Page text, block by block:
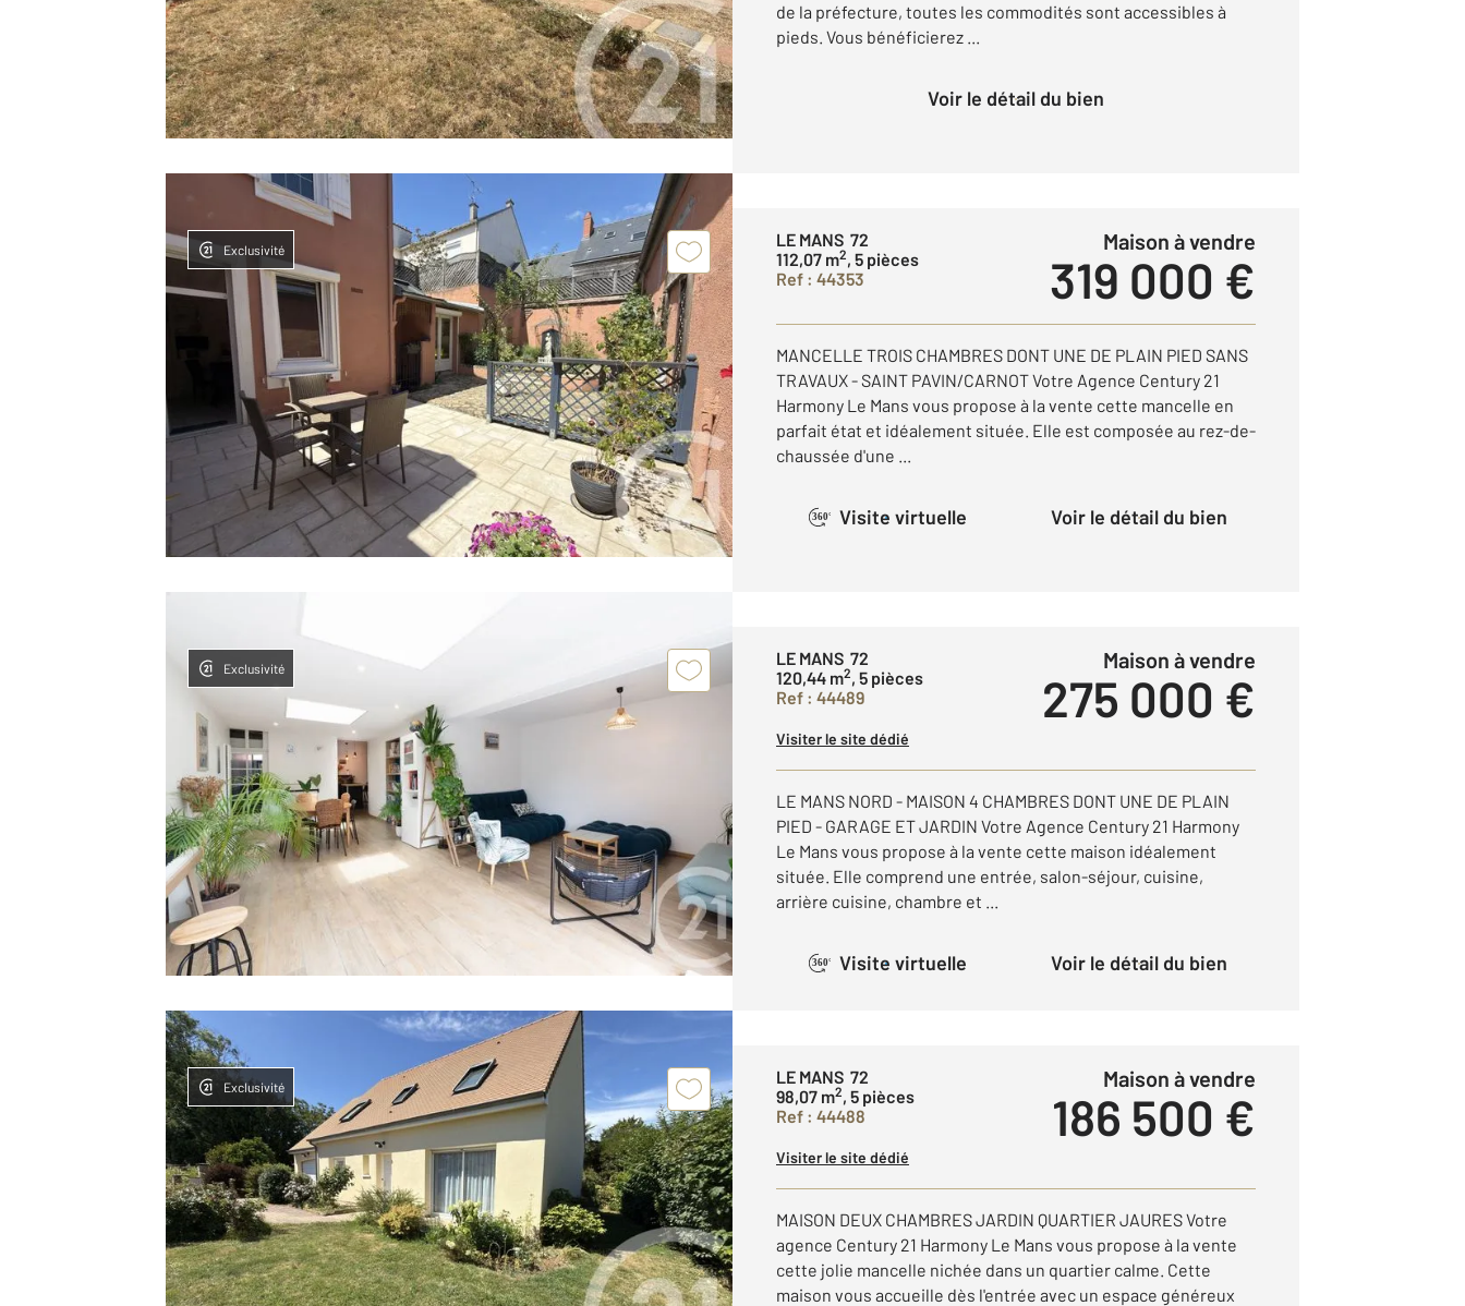
de la préfecture, toutes les commodités sont accessibles à
pieds. Vous bénéficierez ...
Voir le détail du bien
Exclusivité
LE MANS 72
112,07 m2, 5 pièces
Ref : 44353
Maison à vendre
319 000 €
MANCELLE TROIS CHAMBRES DONT UNE DE PLAIN PIED SANS
TRAVAUX - SAINT PAVIN/CARNOT Votre Agence Century 21
Harmony Le Mans vous propose à la vente cette mancelle en
parfait état et idéalement située. Elle est composée au rez-de-
chaussée d'une ...
360° Visite virtuelle Voir le détail du bien
Exclusivité
LE MANS 72
120,44 m2, 5 pièces
Ref : 44489
Maison à vendre
275 000 €
Visiter le site dédié
LE MANS NORD - MAISON 4 CHAMBRES DONT UNE DE PLAIN
PIED - GARAGE ET JARDIN Votre Agence Century 21 Harmony
Le Mans vous propose à la vente cette maison idéalement
située. Elle comprend une entrée, salon-séjour, cuisine,
arrière cuisine, chambre et ...
360° Visite virtuelle Voir le détail du bien
Exclusivité
LE MANS 72
98,07 m2, 5 pièces
Ref : 44488
Maison à vendre
186 500 €
Visiter le site dédié
MAISON DEUX CHAMBRES JARDIN QUARTIER JAURES Votre
agence Century 21 Harmony Le Mans vous propose à la vente
cette jolie mancelle nichée dans un quartier calme. Cette
maison vous accueille dès l'entrée avec un espace généreux